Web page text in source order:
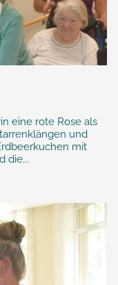
eine rote Rose als
und
mit
die...